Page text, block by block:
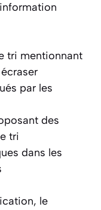
tri mentionnant
par les
des
tri
dans les
le